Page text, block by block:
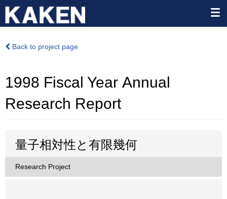
Back to project page
1998 Fiscal Year Annual
Research Report
量子相対性と有限幾何
Research Project